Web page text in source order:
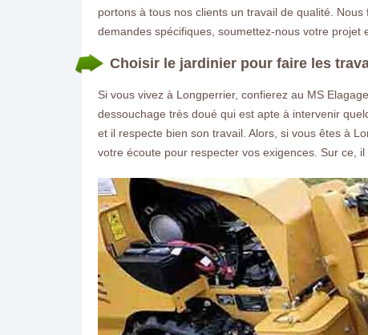
portons à tous nos clients un travail de qualité.
demandes spécifiques, soumettez-nous votre projet
Choisir le jardinier pour faire les
Si vous vivez à Longperrier, confierez au MS
dessouchage très doué qui est apte à intervenir
et il respecte bien son travail. Alors, si vous êtes à
votre écoute pour respecter vos exigences. Sur ce,